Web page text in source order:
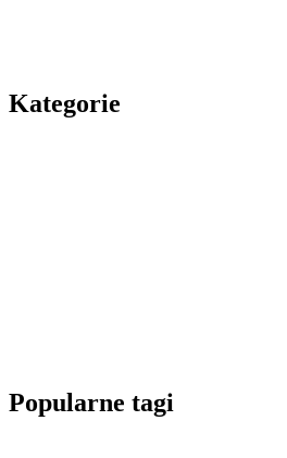
Kategorie
Popularne tagi